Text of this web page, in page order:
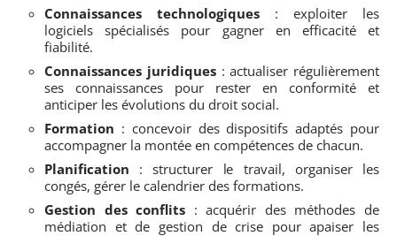
Connaissances technologiques : exploiter les
logiciels spécialisés pour gagner en efficacité et
fiabilité.
Connaissances juridiques: actualiser régulièrement
ses connaissances pour rester en conformité et
anticiper les évolutions du droit social.
Formation : concevoir des dispositifs adaptés pour
accompagner la montée en compétences de chacun.
Planification : structurer le travail, organiser les
congés, gérer le calendrier des formations.
Gestion des conflits : acquérir des méthodes de
médiation et de gestion de crise pour apaiser les